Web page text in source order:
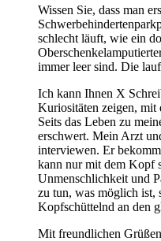
Wissen Sie, dass man
schlecht läuft, wie ein
immer leer sind. Die
Ich kann Ihnen X
Kuriositäten zeigen, mit
Seits das Leben zu
erschwert. Mein Arzt
interviewen. Er
kann nur mit dem Kopf
Unmenschlichkeit und
zu tun, was möglich ist,
Kopfschüttelnd an den
Mit freundlichen Grüßen